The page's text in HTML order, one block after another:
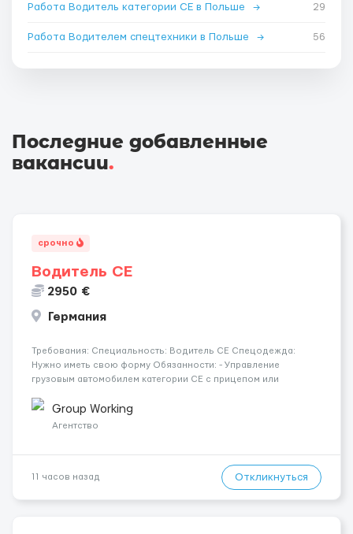
Работа Водитель категории CE в Польше → 29
Работа Водителем спецтехники в Польше → 56
Последние добавленные
вакансии.
срочно
Водитель СЕ
2950 €
Германия
Требования: Специальность: Водитель СЕ Спецодежда:
Нужно иметь свою форму Обязанности: - Управление
грузовым автомобилем категории CE с прицепом или
установленным маршрутам в соответствии с транспортными
документами; - Обеспечение безоп...
Group Working
Агентство
11 часов назад Откликнуться